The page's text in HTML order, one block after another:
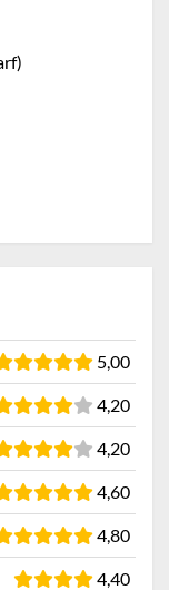
5,00
4,20
4,20
4,60
4,80
4,40